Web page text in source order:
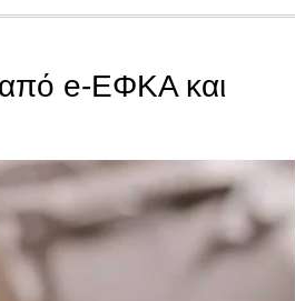
από e-ΕΦΚΑ και